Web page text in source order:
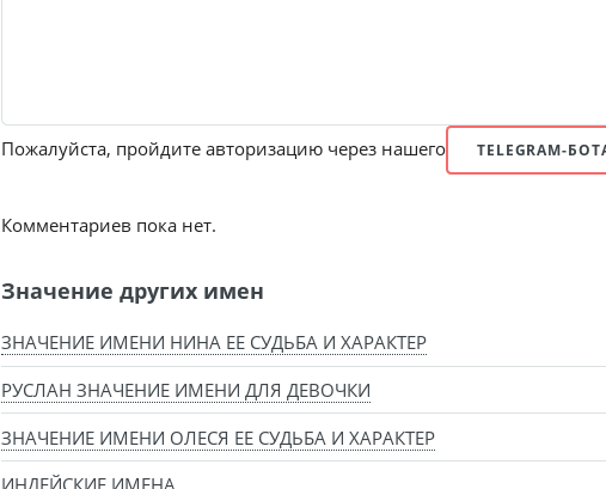
Пожалуйста, пройдите авторизацию через нашего TELEGRAM-
Комментариев пока нет.
Значение других имен
ЗНАЧЕНИЕ ИМЕНИ НИНА ЕЕ СУДЬБА И ХАРАКТЕР
РУСЛАН ЗНАЧЕНИЕ ИМЕНИ ДЛЯ ДЕВОЧКИ
ЗНАЧЕНИЕ ИМЕНИ ОЛЕСЯ ЕЕ СУДЬБА И ХАРАКТЕР